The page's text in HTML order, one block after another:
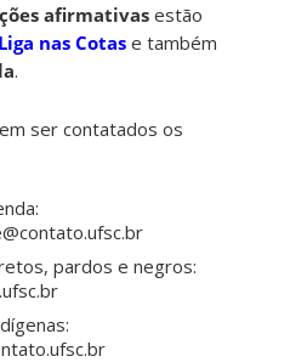
afirmativasestão
nas Cotas e também
.
ser contatados os
pardos e negros: